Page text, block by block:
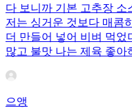
다 보니까 기본 고추장
저는 싱거운 것보다 매콤
더 만들어 넣어 비벼 먹
많고 불맛 나는 제육 좋
으앵